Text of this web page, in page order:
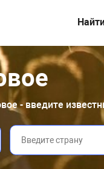
- введите